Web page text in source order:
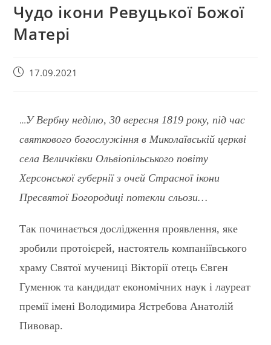
Чудо ікони Ревуцької Божої
Матері
17.09.2021
…У Вербну неділю, 30 вересня 1819 року, під час
святкового богослужіння в Миколаївській церкві
села Величківки Ольвіопільського повіту
Херсонської губернії з очей Страсної ікони
Пресвятої Богородиці потекли сльози…
Так починається дослідження проявлення, яке
зробили протоієрей, настоятель компаніївського
храму Святої мучениці Вікторії отець Євген
Гуменюк та кандидат економічних наук і лауреат
премії імені Володимира Ястребова Анатолій
Пивовар.